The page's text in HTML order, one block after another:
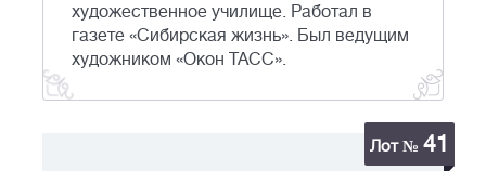
художественное училище. Работал в
газете «Сибирская жизнь». Был ведущим
художником «Окон ТАСС».
Лот № 41